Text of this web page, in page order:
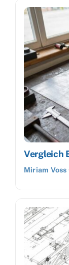
Vergleich
Miriam Voss